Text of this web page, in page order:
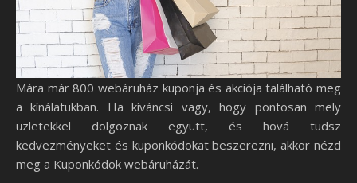
Mára már 800 webáruház kuponja és akciója található meg
a kínálatukban. Ha kíváncsi vagy, hogy pontosan mely
üzletekkel dolgoznak együtt, és hová tudsz
kedvezményeket és kuponkódokat beszerezni, akkor nézd
meg a Kuponkódok webáruházát.